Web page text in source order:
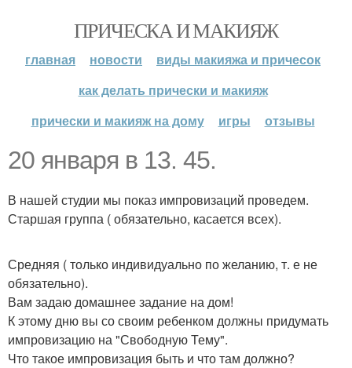
ПРИЧЕСКА И МАКИЯЖ
главная новости
виды макияжа и причесок
как делать прически и макияж
прически и макияж на дому
игры отзывы
20 января в 13. 45.
В нашей студии мы показ импровизаций проведем.
Старшая группа ( обязательно, касается всех).
Средняя ( только индивидуально по желанию, т. е не
обязательно).
Вам задаю домашнее задание на дом!
К этому дню вы со своим ребенком должны придумать
импровизацию на "Свободную Тему".
Что такое импровизация быть и что там должно?